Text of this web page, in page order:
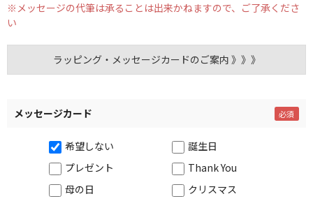
※メッセージの代筆は承ることは出来かねますので、ご了承くださ
い
ラッピング・メッセージカードのご案内 》》》
メッセージカード
希望しない
誕生日
プレゼント
Thank You
母の日
クリスマス